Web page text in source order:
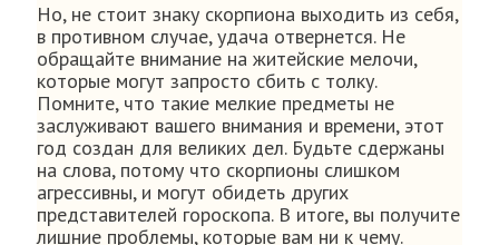
Но, не стоит знаку скорпиона выходить из себя,
в противном случае, удача отвернется. Не
обращайте внимание на житейские мелочи,
которые могут запросто сбить с толку.
Помните, что такие мелкие предметы не
заслуживают вашего внимания и времени, этот
год создан для великих дел. Будьте сдержаны
на слова, потому что скорпионы слишком
агрессивны, и могут обидеть других
представителей гороскопа. В итоге, вы получите
лишние проблемы, которые вам ни к чему.